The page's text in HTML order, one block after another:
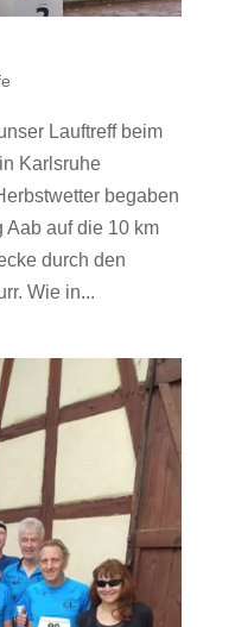
Lauftreff beim
Karlsruhe
begaben
Aab auf die 10 km
durch den
Wie in...